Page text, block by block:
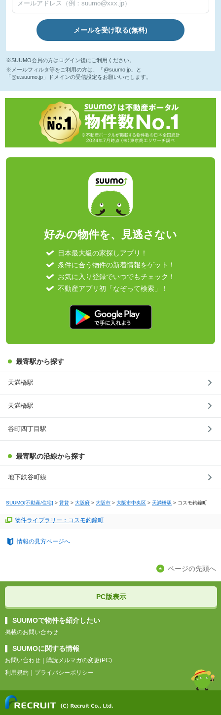
メールを受け取る(無料)
※SUUMO会員の方はログイン後にご利用ください。
※メールフィルタ等をご利用の方は、「@suumo.jp」と
「@e.suumo.jp」ドメインの受信設定をお願いいたします。
好みの物件を、見逃さない
日本最大級の家探しアプリ！
条件に合う物件の新着情報をゲット！
お気に入り登録でいつでもチェック！
不動産アプリ初「なぞって検索」！
最寄駅から探す
天満橋駅
天満橋駅
谷町四丁目駅
最寄駅の沿線から探す
地下鉄谷町線
SUUMO[不動産/住宅] > 賃貸 > 大阪府 > 大阪市 > 大阪市中央区 > 天満橋駅 > コスモ釣鐘町
物件ライブラリー：コスモ釣鐘町
情報の見方ページへ
ページの先頭へ
PC版表示
SUUMOで物件を紹介したい
掲載のお問い合わせ
SUUMOに関する情報
お問い合わせ
購読メルマガの変更(PC)
利用規約
プライバシーポリシー